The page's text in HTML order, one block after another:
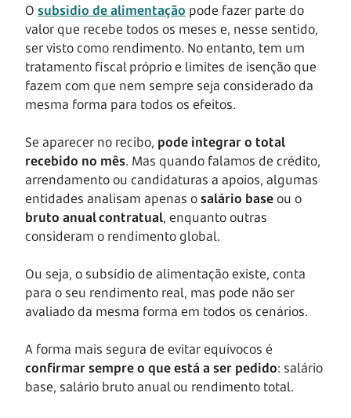
O subsídio de alimentação pode fazer parte do
valor que recebe todos os meses e, nesse sentido,
ser visto como rendimento. No entanto, tem um
tratamento fiscal próprio e limites de isenção que
fazem com que nem sempre seja considerado da
mesma forma para todos os efeitos.
Se aparecer no recibo, pode integrar o total
recebido no mês. Mas quando falamos de crédito,
arrendamento ou candidaturas a apoios, algumas
entidades analisam apenas osalário baseou o
bruto anual contratual, enquanto outras
consideram o rendimento global.
Ou seja, o subsídio de alimentação existe, conta
para o seu rendimento real, mas pode não ser
avaliado da mesma forma em todos os cenários.
A forma mais segura de evitar equívocos é
confirmar sempre o que está a ser pedido: salário
base, salário bruto anual ou rendimento total.